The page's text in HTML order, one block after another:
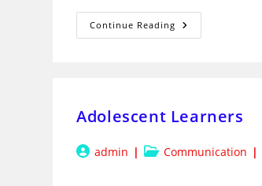
Continue Reading Knowledge:
What
क्यों
Adolescent Learners
Postadmin
PostCommunication